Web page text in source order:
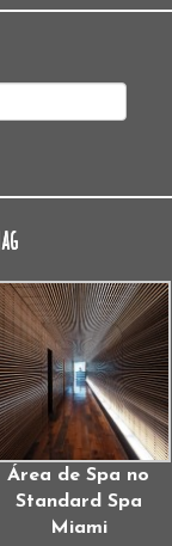
Área de Spa no
Standard Spa
Miami